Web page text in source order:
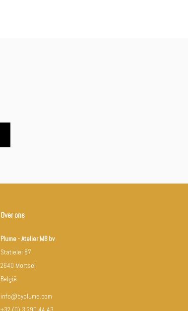
Over ons
Plume - Atelier MB bv
Statielei 87
2640 Mortsel
België
info@byplume.com